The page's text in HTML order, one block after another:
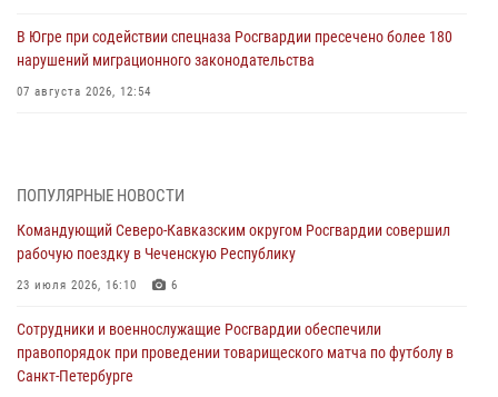
В Югре при содействии спецназа Росгвардии пресечено более 180
нарушений миграционного законодательства
07 августа 2026, 12:54
Росгвардии (видео)
07 августа 2026, 12:20
ветераны военной контрразведки почтили память Николая
Кузнецова
07 августа 2026, 12:00
ПОПУЛЯРНЫЕ НОВОСТИ
Командующий Северо-Кавказским округом Росгвардии совершил
рабочую поездку в Чеченскую Республику
23 июля 2026, 16:10 6
Сотрудники и военнослужащие Росгвардии обеспечили
правопорядок при проведении товарищеского матча по футболу в
Санкт-Петербурге